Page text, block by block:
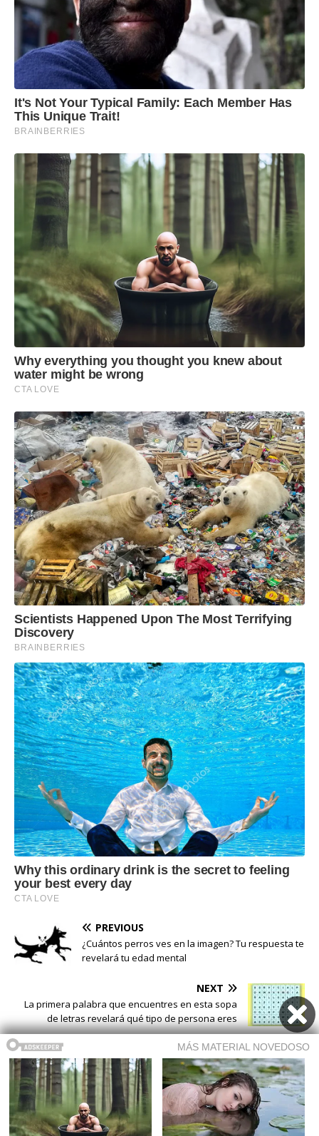
PREVIOUS
¿Cuántos perros ves en la imagen? Tu respuesta te
revelará tu edad mental
NEXT
La primera palabra que encuentres en esta sopa
de letras revelará qué tipo de persona eres
Buscar
Buscar